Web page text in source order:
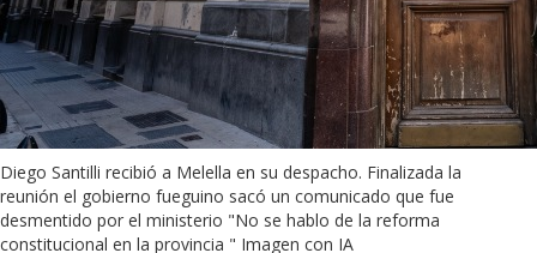
Diego Santilli recibió a Melella en su despacho. Finalizada la
reunión el gobierno fueguino sacó un comunicado que fue
desmentido por el ministerio "No se hablo de la reforma
constitucional en la provincia " Imagen con IA